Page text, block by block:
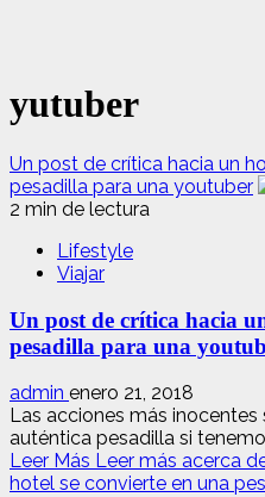
yutuber
Un post de crítica hacia un
pesadilla para una youtuber
2 min de lectura
Lifestyle
Viajar
Un post de crítica hacia
pesadilla para una
admin enero 21, 2018
Las acciones más
auténtica pesadilla si
Leer Más Leer más acerca
hotel se convierte en una